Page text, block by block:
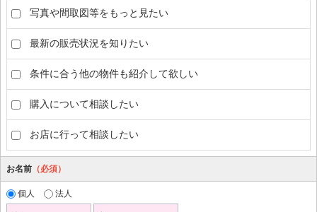
写真や間取図等をもっと見たい
最新の販売状況を知りたい
条件に合う他の物件も紹介して欲しい
購入について相談したい
お店に行って相談したい
お名前 （必須）
個人 法人